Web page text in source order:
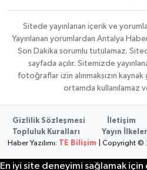
Sitede yayınlanan içerik ve
Yayınlanan yorumlardan Antalya
Son Dakika sorumlu tutulamaz.
sayfada açılır. Sitemizde
fotoğraflar izin alınmaksızın
ortamda kullanılamaz
Gizlilik Sözleşmesi İletişim
Topluluk Kuralları
Yayın
Haber Yazılımı:
TE Bilişim | Copyright ©
En iyi site deneyimi sağlamak